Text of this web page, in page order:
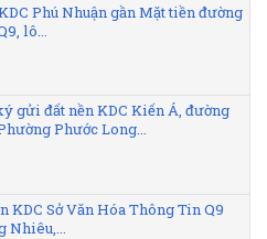
Phú Nhuận gần Mặt tiền đường
lô...
gửi đất nền KDC Kiến Á, đường
Phước Long...
KDC Sở Văn Hóa Thông Tin Q9
Nhiêu,...